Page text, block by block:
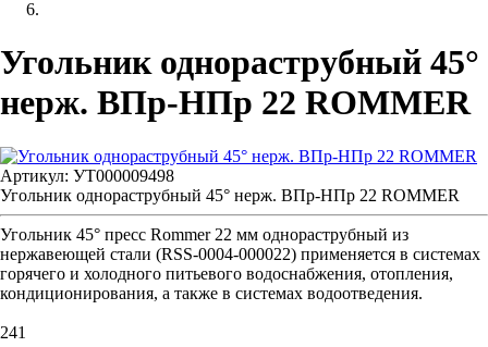
Угольник однораструбный 45°
нерж. ВПр-НПр 22 ROMMER
Артикул: УТ000009498
Угольник однораструбный 45° нерж. ВПр-НПр 22 ROMMER
Угольник 45° пресс Rommer 22 мм однораструбный из
нержавеющей стали (RSS-0004-000022) применяется в системах
горячего и холодного питьевого водоснабжения, отопления,
кондиционирования, а также в системах водоотведения.
241